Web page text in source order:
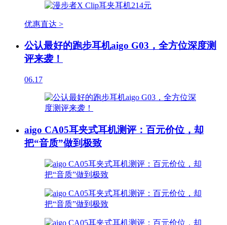
优惠直达 >
公认最好的跑步耳机aigo G03，全方位深度测
评来袭！
06.17
aigo CA05耳夹式耳机测评：百元价位，却
把“音质”做到极致